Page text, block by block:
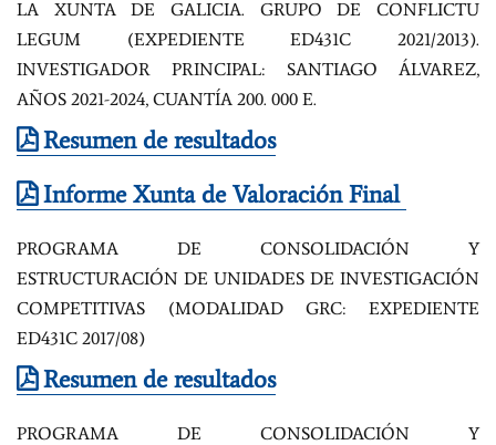
LA XUNTA DE GALICIA. GRUPO DE CONFLICTU
LEGUM (EXPEDIENTE ED431C 2021/2013).
INVESTIGADOR PRINCIPAL: SANTIAGO ÁLVAREZ,
AÑOS 2021-2024, CUANTÍA 200. 000 E.
Resumen de resultados
Informe Xunta de Valoración Final
PROGRAMA DE CONSOLIDACIÓN Y
ESTRUCTURACIÓN DE UNIDADES DE INVESTIGACIÓN
COMPETITIVAS (MODALIDAD GRC: EXPEDIENTE
ED431C 2017/08)
Resumen de resultados
PROGRAMA DE CONSOLIDACIÓN Y